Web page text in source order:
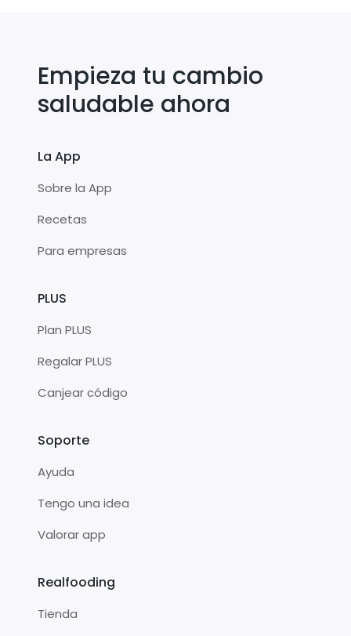
Empieza tu cambio
saludable ahora
La App
Sobre la App
Recetas
Para empresas
PLUS
Plan PLUS
Regalar PLUS
Canjear código
Soporte
Ayuda
Tengo una idea
Valorar app
Realfooding
Tienda